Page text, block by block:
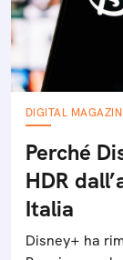
DIGITAL
Perché
HDR
Italia
Disney+ ha